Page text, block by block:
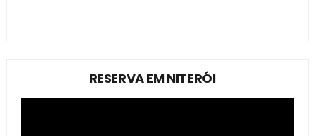
RESERVA EM NITERÓI